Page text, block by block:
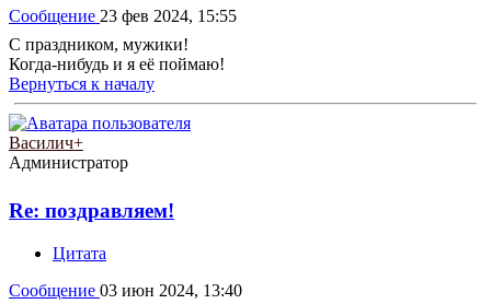
Сообщение 23 фев 2024, 15:55
С праздником, мужики!
Когда-нибудь и я её поймаю!
Вернуться к началу
Василич+
Администратор
Re: поздравляем!
Цитата
Сообщение 03 июн 2024, 13:40